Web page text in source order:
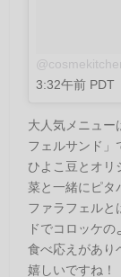
3:32午前 PDT
大人気メニュー
フェルサンド」
ひよこ豆とオリ
菜と一緒にピタ
ファラフェルと
ドでコロッケの
食べ応えがあり
嬉しいですね！